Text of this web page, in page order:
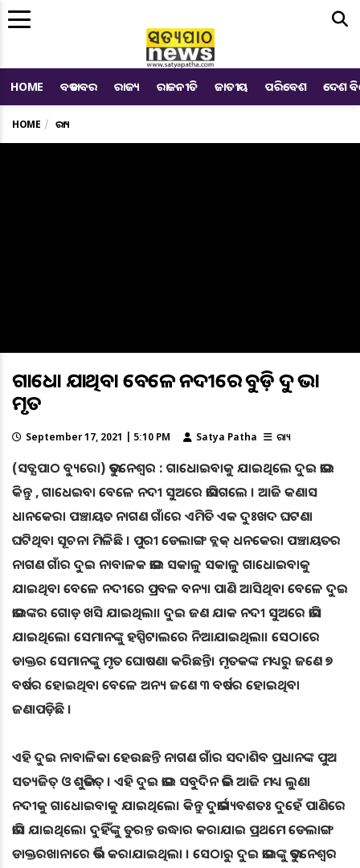
HOME ବଡ ଖବର ରାଜ୍ୟ ରାଜନୀତି ଜାତୀୟ ପରିବେଶ ଦେଶ
HOME ରାଜ୍ୟ
ଗାଧୋଇ ଯାଇଥିବା ବେଳେ ନଦୀରେ ବୁଡ଼ି ଦୁଇ ଭାଇ
ମୃତ
September 17, 2021 | 5:10 PM Satya Patha ରାଜ୍ୟ
(ସତ୍ଯପାଠ ବ୍ୟୁରୋ) ଭୁବନେଶ୍ୱର : ଗାଧୋଇବାକୁ ଯାଇଥିଲେ ଦୁଇ ଭାଇ
କିନ୍ତୁ , ଗାଧେଇବା ବେଳେ ନଦୀ ସୁଅରେ ଭାସିଗଲେ । ଆଜି କଣାସ
ଧାନକେରା ପଞ୍ଚାୟତ ନାଗଣ ଗାଁରେ ଏମିତି ଏକ ଦୁଃଖଦ ଘଟଣା
ଘଟିଥିବା ସୂଚନା ମିଳିଛି । ପୁରୀ ଡେଲାଙ୍ଗ ବ୍ଲକ୍ ଧନକେରା ପଞ୍ଚାୟତର
ନାଗଣ ଗାଁର ଦୁଇ ନାବାଳକ ଭାଇ ସକାଳୁ ସକାଳୁ ଗାଧୋଇବାକୁ
ଯାଇଥିବା ବେଳେ ନଦୀରେ ପ୍ରବଳ ବନ୍ୟା ପାଣି ଆସିଥିବା ବେଳେ ଦୁଇ
ଭାଇଙ୍କର ଗୋଡ଼ ଖସି ଯାଇଥିଲା। ଦୁଇ ଜଣ ଯାକ ନଦୀ ସୁଅରେ ଭାସି
ଯାଇଥିଲେ। ସେମାନଙ୍କୁ ହସ୍ପିଟାଲରେ ନିଆଯାଇଥିଲା। ସେଠାରେ
ଡାକ୍ତର ସେମାନଙ୍କୁ ମୃତ ଘୋଷଣା କରିଛନ୍ତି। ମୃତକଙ୍କ ମଧ୍ୟରୁ ଜଣେ ୭
ବର୍ଷର ହୋଇଥିବା ବେଳେ ଅନ୍ୟ ଜଣେ ୩ ବର୍ଷର ହୋଇଥିବା
ଜଣାପଡ଼ିଛି ।
ଏହି ଦୁଇ ନାବାଳିକା ହେଉଛନ୍ତି ନାଗଣ ଗାଁର ସଦାଶିବ ପ୍ରଧାନଙ୍କ ପୁଅ
ସତ୍ୟଜିତ୍ ଓ ଶୁଭଜିତ୍ । ଏହି ଦୁଇ ଭାଇ ସବୁଦିନ ଭଳି ଆଜି ମଧ୍ୟ ଲୁଣା
ନଦୀକୁ ଗାଧୋଇବାକୁ ଯାଇଥିଲେ। କିନ୍ତୁ ଦୁର୍ଭାଗ୍ୟବଶତଃ ଦୁହେଁ ପାଣିରେ
ଭାସି ଯାଇଥିଲେ। ଦୁହିଁଙ୍କୁ ତୁରନ୍ତ ଉଦ୍ଧାର କରାଯାଇ ପ୍ରଥମେ ଡେଲାଙ୍ଗ
ଡାକ୍ତରଖାନାରେ ଭର୍ତ୍ତି କରାଯାଇଥିଲା । ସେଠାରୁ ଦୁଇ ଭାଇଙ୍କୁ ଭୁବନେଶ୍ୱର